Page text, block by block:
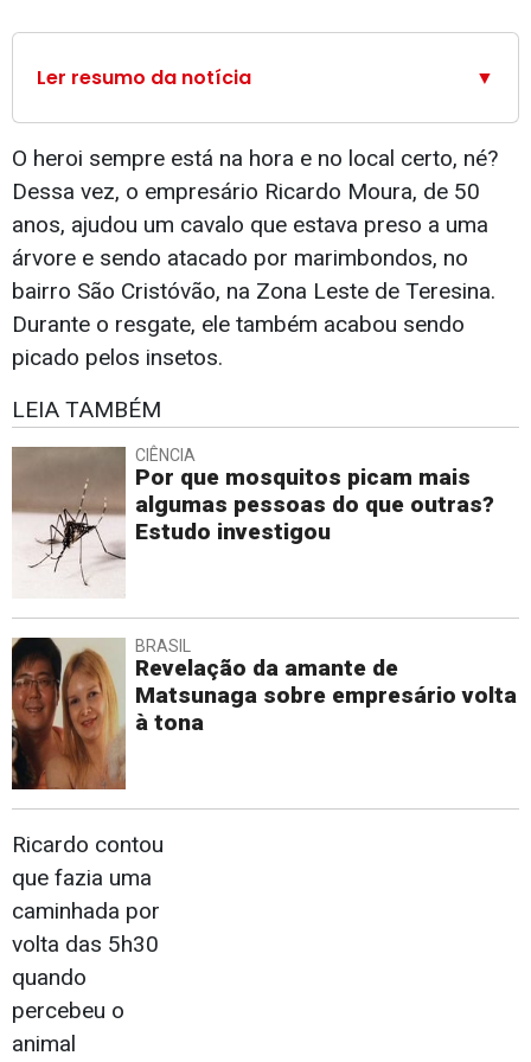
Ler resumo da notícia ▼
O heroi sempre está na hora e no local certo, né?
Dessa vez, o empresário Ricardo Moura, de 50
anos, ajudou um cavalo que estava preso a uma
árvore e sendo atacado por marimbondos, no
bairro São Cristóvão, na Zona Leste de Teresina.
Durante o resgate, ele também acabou sendo
picado pelos insetos.
LEIA TAMBÉM
CIÊNCIA
Por que mosquitos picam mais
algumas pessoas do que outras?
Estudo investigou
BRASIL
Revelação da amante de
Matsunaga sobre empresário volta
à tona
Ricardo contou
que fazia uma
caminhada por
volta das 5h30
quando
percebeu o
animal